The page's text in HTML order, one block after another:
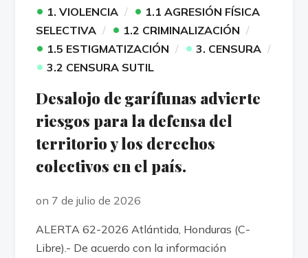
• 1. VIOLENCIA • 1.1 AGRESIÓN FÍSICA
SELECTIVA
• 1.2 CRIMINALIZACIÓN
• 1.5 ESTIGMATIZACIÓN • 3. CENSURA
• 3.2 CENSURA SUTIL
Desalojo de garífunas advierte
riesgos para la defensa del
territorio y los derechos
colectivos en el país.
on 7 de julio de 2026
ALERTA 62-2026 Atlántida, Honduras (C-
Libre).- De acuerdo con la información